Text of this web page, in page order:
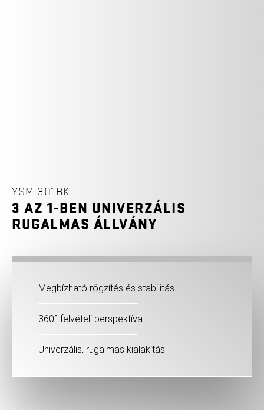
YSM 301BK
3 AZ 1-BEN UNIVERZÁLIS
RUGALMAS ÁLLVÁNY
Megbízható rögzítés és stabilitás
360° felvételi perspektíva
Univerzális, rugalmas kialakítás